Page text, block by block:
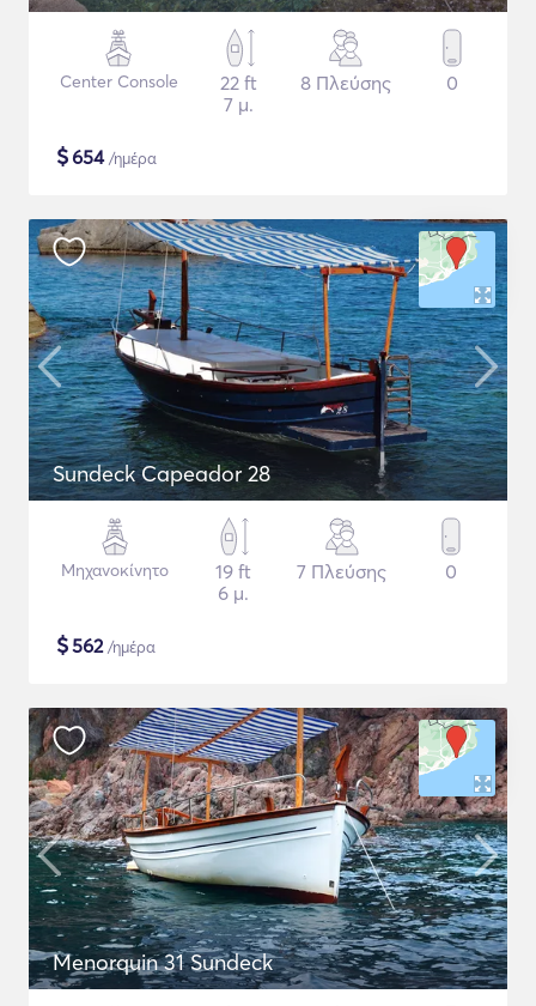
Center Console
22 ft
7 μ.
8 Πλεύσης 0
$654/ημέρα
Sundeck Capeador 28
Μηχανοκίνητο
19 ft
6 μ.
7 Πλεύσης 0
$562/ημέρα
Menorquin 31 Sundeck